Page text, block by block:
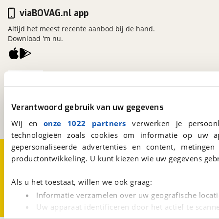
Verantwoord gebruik van uw gegevens
Wij en onze 1022 partners verwerken je
technologieën zoals cookies om informatie op
gepersonaliseerde advertenties en content,
productontwikkeling. U kunt kiezen wie uw gegevens
Als u het toestaat, willen we ook graag:
Informatie verzamelen over uw geografische
Uw apparaat identificeren door het actief te
Een initiatief van
viaBOVAG.nl app
Altijd het meest recente aanbod bij de hand.
Download 'm nu.
Over viaBOVAG.nlDisclaimer- en Privacyverklaring
CookievoorkeurenVacatures